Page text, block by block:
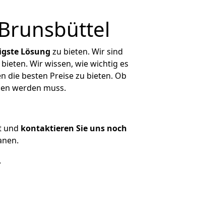
Lösung zu bieten. Wir sind
Wir wissen, wie wichtig es
die besten Preise zu bieten. Ob
werden muss.
und kontaktieren Sie uns noch